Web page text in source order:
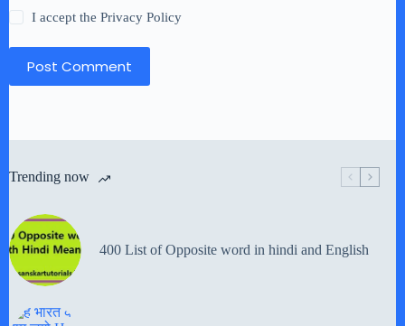
I accept thePrivacy Policy
Post Comment
Trending now
400 List of Opposite word in hindi and English